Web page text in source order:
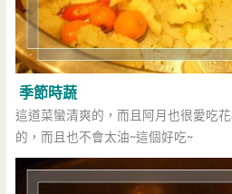
季節時蔬
這道菜蠻清爽的，而且阿月也很愛吃
的，而且也不會太油~這個好吃~